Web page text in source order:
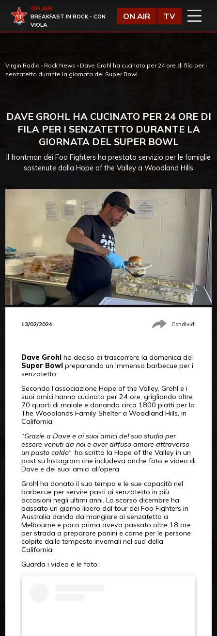
Virgin Radio
ON AIR
BREAKFAST IN ROCK - CON
VIOLA
ON AIR TV
Virgin Radio › Rock News › Dave Grohl ha cucinato per 24 ore di fila per i
senzatetto durante la giornata del Super Bowl
DAVE GROHL HA CUCINATO PER 24 ORE DI
FILA PER I SENZATETTO DURANTE LA
GIORNATA DEL SUPER BOWL
Il frontman dei Foo Fighters ha prestato servizio per le famiglie
sostenute dalla Hope of the Valley a Woodland Hills
13/02/2024 Condividi
Dave Grohlha deciso di trascorrere la domenica del
Super Bowlpreparando un immenso barbecue per i
senzatetto.
Secondo l’associazione Hope of the Valley, Grohl e i
suoi amici hanno cucinato per 24 ore, grigliando oltre
70 quarti di maiale e donando circa 1800 piatti per la
The Woodlands Family Shelter a Woodland Hills, in
California.
“Grazie a Dave e ai suoi amici del suo studio per
essere venuti da noi e aver diffuso amore attraverso
un pasto caldo“, ha scritto la Hope of the Valley in un
post su Instagram che includeva anche foto e video di
Dave e dei suoi amici all’opera.
Grohl ha donato il suo tempo e le sue capacità nel
barbecue per servire pasti ai senzatetto in più
occasioni negli ultimi anni. Lo scorso dicembre ha
passato un giorno libero dal tour dei Foo Fighters in
Australia dando da mangiare ai senzatetto a
Melbourne e poco prima aveva passato oltre 18 ore
per strada a preparare panini e carne per le persone
colpite dalle tempeste invernali nel sud della
California.
Guarda i video e le foto: